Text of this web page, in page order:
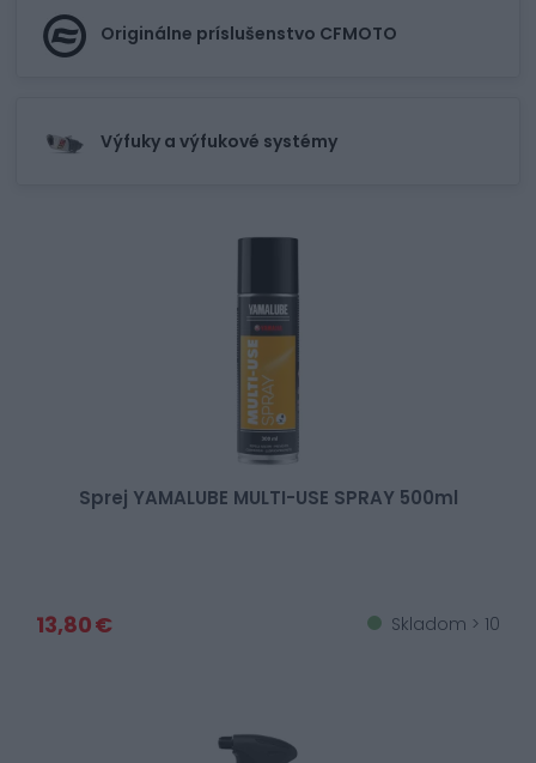
Originálne príslušenstvo CFMOTO
Výfuky a výfukové systémy
Sprej YAMALUBE MULTI-USE SPRAY 500ml
13,80 € Skladom > 10